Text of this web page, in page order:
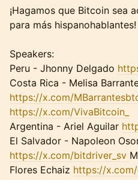
¡Hagamos que Bitcoin sea
para más hispanohablantes!
Speakers:
Peru - Jhonny Delgado
Costa Rica - Melisa
https://x.com/
https://x.com/VivaBitcoin_
Argentina - Ariel Aguilar
El Salvador - Napoleon
https://x.com/bitdriver_sv
Flores Echaiz https://